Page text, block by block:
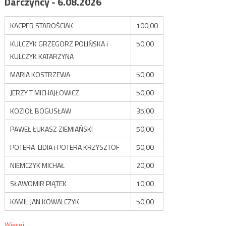
KACPER STAROŚCIAK
100,00
KULCZYK GRZEGORZ POLIŃSKA i
KULCZYK KATARZYNA
50,00
MARIA KOSTRZEWA
50,00
JERZY T MICHAJŁOWICZ
50,00
KOZIOŁ BOGUSŁAW
35,00
PAWEŁ ŁUKASZ ZIEMIAŃSKI
50,00
POTERA LIDIA i POTERA KRZYSZTOF
50,00
NIEMCZYK MICHAŁ
20,00
SŁAWOMIR PIĄTEK
10,00
KAMIL JAN KOWALCZYK
50,00